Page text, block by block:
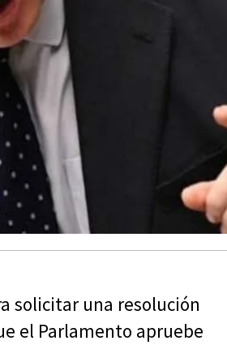
solicitar una resolución
el Parlamento apruebe